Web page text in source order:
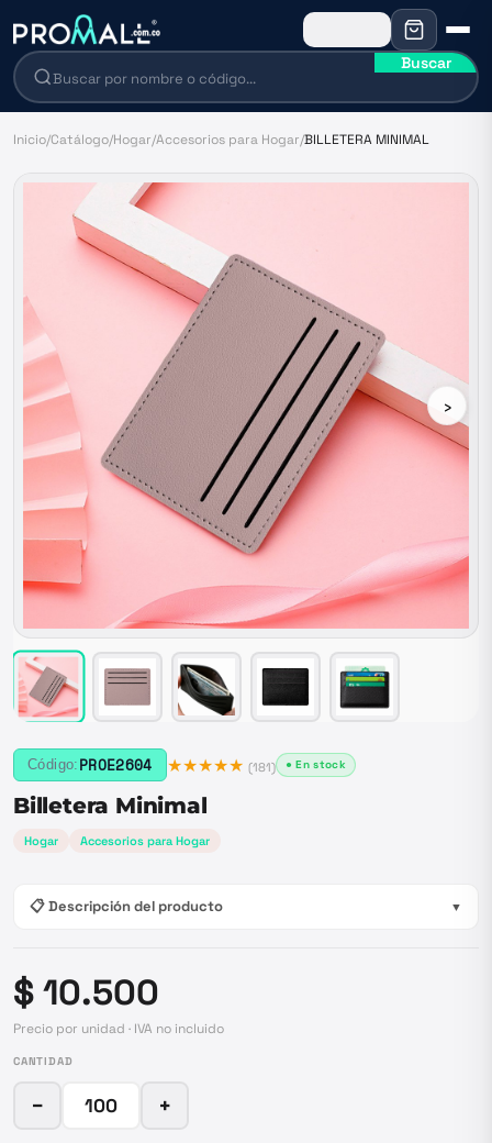
Buscar
Inicio/Catálogo/Hogar/Accesorios para Hogar/BILLETERA MINIMAL
›
Código: PROE2604 ★★★★★ (181) ● En stock
Billetera Minimal
Hogar Accesorios para Hogar
📋 Descripción del producto ▼
$ 10.500
Precio por unidad · IVA no incluido
CANTIDAD
− +